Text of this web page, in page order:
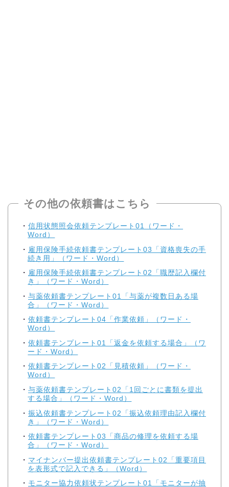
その他の依頼書はこちら
信用状態照会依頼テンプレート01（ワード・
Word）
雇用保険手続依頼書テンプレート03「資格喪失の手
続き用」（ワード・Word）
雇用保険手続依頼書テンプレート02「職歴記入欄付
き」（ワード・Word）
与薬依頼書テンプレート01「与薬が複数日ある場
合」（ワード・Word）
依頼書テンプレート04「作業依頼」（ワード・
Word）
依頼書テンプレート01「返金を依頼する場合」（ワ
ード・Word）
依頼書テンプレート02「見積依頼」（ワード・
Word）
与薬依頼書テンプレート02「1回ごとに書類を提出
する場合」（ワード・Word）
振込依頼書テンプレート02「振込依頼理由記入欄付
き」（ワード・Word）
依頼書テンプレート03「商品の修理を依頼する場
合」（ワード・Word）
マイナンバー提出依頼書テンプレート02「重要項目
を表形式で記入できる」（Word）
モニター協力依頼状テンプレート01「モニターが抽